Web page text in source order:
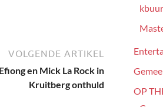
VOLGENDE ARTIKEL
en Mick La Rock in
Kruitberg onthuld
OP